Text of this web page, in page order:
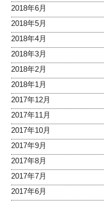
2018年6月
2018年5月
2018年4月
2018年3月
2018年2月
2018年1月
2017年12月
2017年11月
2017年10月
2017年9月
2017年8月
2017年7月
2017年6月